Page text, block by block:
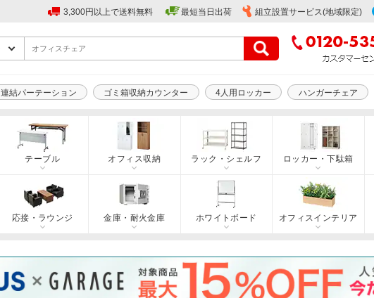
3,300円以上で送料無料 最短当日出荷 組立設置サービス(地域限定)
連結パーテーション ゴミ箱収納カウンター 4人用ロッカー ハンガーチェア
テーブル オフィス収納 ラック・シェルフ ロッカー・下駄箱
応接・ラウンジ 金庫・耐火金庫 ホワイトボード オフィスインテリア